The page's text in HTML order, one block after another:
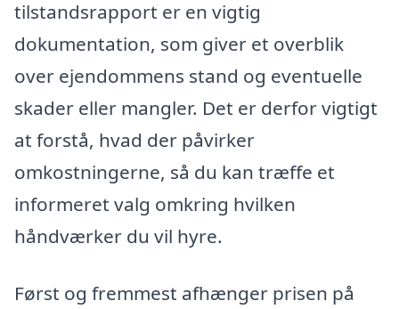
tilstandsrapport er en vigtig
dokumentation, som giver et overblik
over ejendommens stand og eventuelle
skader eller mangler. Det er derfor vigtigt
at forstå, hvad der påvirker
omkostningerne, så du kan træffe et
informeret valg omkring hvilken
håndværker du vil hyre.
Først og fremmest afhænger prisen på